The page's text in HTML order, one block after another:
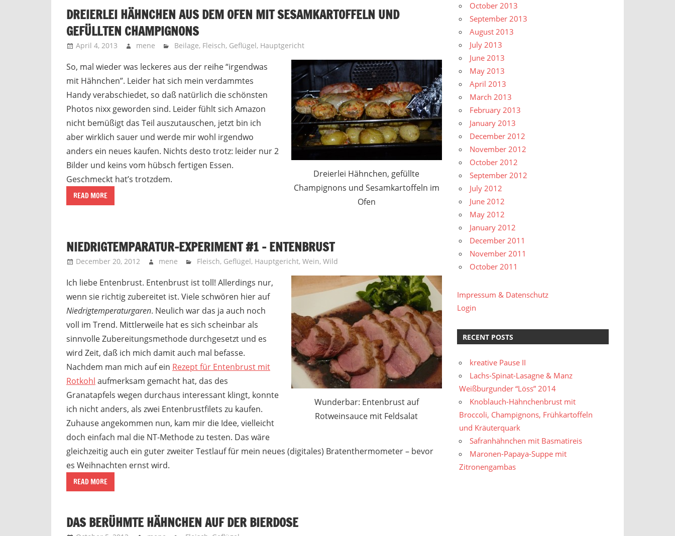
DREIERLEI HÄHNCHEN AUS DEM OFEN MIT SESAMKARTOFFELN UND
GEFÜLLTEN CHAMPIGNONS
April 4, 2013 mene Beilage, Fleisch, Geflügel, Hauptgericht
Dreierlei Hähnchen, gefüllte
Champignons und Sesamkartoffeln im
Ofen
So, mal wieder was leckeres aus der reihe “irgendwas
mit Hähnchen”. Leider hat sich mein verdammtes
Handy verabschiedet, so daß natürlich die schönsten
Photos nixx geworden sind. Leider fühlt sich Amazon
nicht bemüßigt das Teil auszutauschen, jetzt bin ich
aber wirklich sauer und werde mir wohl irgendwo
anders ein neues kaufen. Nichts desto trotz: leider nur 2
Bilder und keins vom hübsch fertigen Essen.
Geschmeckt hat’s trotzdem.
READ MORE
NIEDRIGTEMPARATUR-EXPERIMENT #1 – ENTENBRUST
December 20, 2012 mene Fleisch, Geflügel, Hauptgericht, Wein, Wild
Wunderbar: Entenbrust auf
Rotweinsauce mit Feldsalat
Ich liebe Entenbrust. Entenbrust ist toll! Allerdings nur,
wenn sie richtig zubereitet ist. Viele schwören hier auf
Niedrigtemperaturgaren. Neulich war das ja auch noch
voll im Trend. Mittlerweile hat es sich scheinbar als
sinnvolle Zubereitungsmethode durchgesetzt und es
wird Zeit, daß ich mich damit auch mal befasse.
Nachdem man mich auf ein Rezept für Entenbrust mit
Rotkohl aufmerksam gemacht hat, das des
Granatapfels wegen durchaus interessant klingt, konnte
ich nicht anders, als zwei Entenbrustfilets zu kaufen.
Zuhause angekommen nun, kam mir die Idee, vielleicht
doch einfach mal die NT-Methode zu testen. Das wäre
gleichzeitig auch ein guter zweiter Testlauf für mein neues (digitales) Bratenthermometer – bevor
es Weihnachten ernst wird.
READ MORE
DAS BERÜHMTE HÄHNCHEN AUF DER BIERDOSE
October 2013
September 2013
August 2013
July 2013
June 2013
May 2013
April 2013
March 2013
February 2013
January 2013
December 2012
November 2012
October 2012
September 2012
July 2012
June 2012
May 2012
January 2012
December 2011
November 2011
October 2011
Impressum & Datenschutz
Login
RECENT POSTS
kreative Pause II
Lachs-Spinat-Lasagne & Manz
Weißburgunder “Löss” 2014
Knoblauch-Hähnchenbrust mit
Broccoli, Champignons, Frühkartoffeln
und Kräuterquark
Safranhähnchen mit Basmatireis
Maronen-Papaya-Suppe mit
Zitronengambas